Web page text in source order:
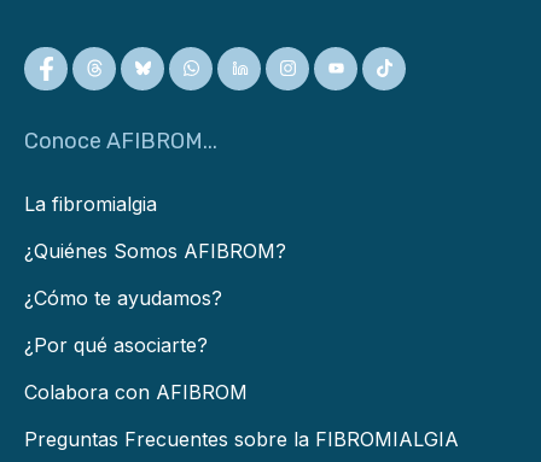
Conoce AFIBROM...
La fibromialgia
¿Quiénes Somos AFIBROM?
¿Cómo te ayudamos?
¿Por qué asociarte?
Colabora con AFIBROM
Preguntas Frecuentes sobre la FIBROMIALGIA